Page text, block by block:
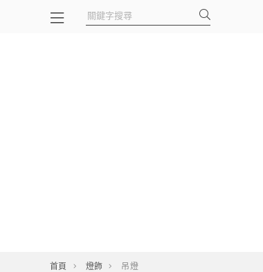
首頁 燈飾 吊燈